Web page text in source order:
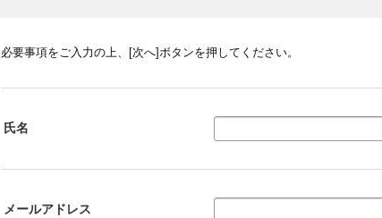
必要事項をご入力の上、[次へ]ボタンを押してください。
氏名
メールアドレス